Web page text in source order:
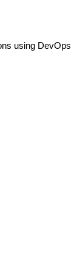
using DevOps